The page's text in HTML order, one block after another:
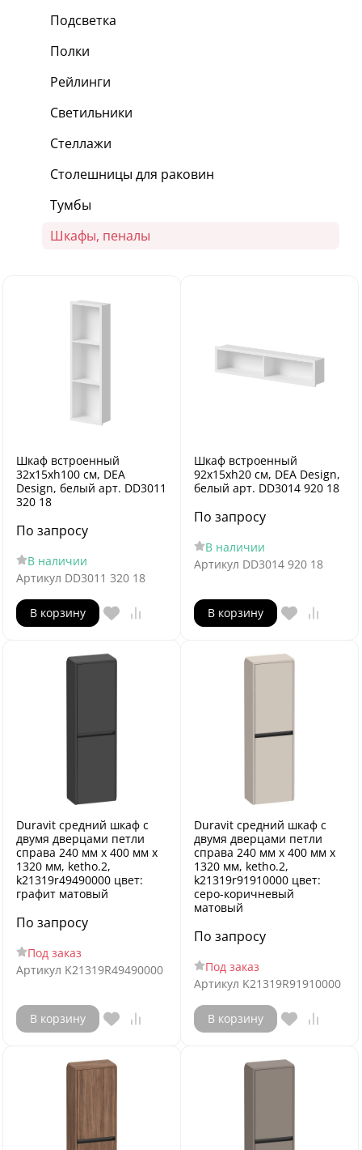
Подсветка
Полки
Рейлинги
Светильники
Стеллажи
Столешницы для раковин
Тумбы
Шкафы, пеналы
Шкаф встроенный
32x15xh100 см, DEA
Design, белый арт. DD3011
320 18
По запросу
В наличии
Артикул DD3011 320 18
В корзину
Шкаф встроенный
92x15xh20 см, DEA Design,
белый арт. DD3014 920 18
По запросу
В наличии
Артикул DD3014 920 18
В корзину
Duravit средний шкаф с
двумя дверцами петли
справа 240 мм х 400 мм х
1320 мм, ketho.2,
k21319r49490000 цвет:
графит матовый
По запросу
Под заказ
Артикул K21319R49490000
В корзину
Duravit средний шкаф с
двумя дверцами петли
справа 240 мм х 400 мм х
1320 мм, ketho.2,
k21319r91910000 цвет:
серо-коричневый
матовый
По запросу
Под заказ
Артикул K21319R91910000
В корзину